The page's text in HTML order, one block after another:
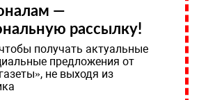
—
рассылку!
получать актуальные
предложения от
не выходя из